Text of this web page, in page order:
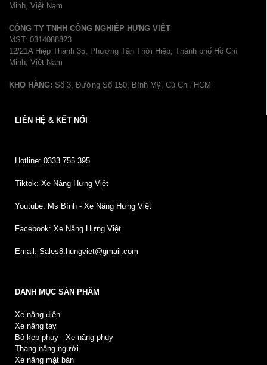
Minh, Việt Nam
CÔNG TY TNHH CÔNG NGHIỆP HƯNG VIỆT
MST: 0314088823
12/21A Hiệp Thành 35, Phường Tân Thới Hiệp, Thành phố Hồ Chí
Minh, Việt Nam
KHO HÀNG: Số 3, Đường Số 150, Bình Mỹ, Củ Chi, HCM
LIÊN HỆ & KẾT NỐI
Hotline: 0333.755.395
Tiktok: Xe Nâng Hưng Việt
Youtube: Ms Bình - Xe Nâng Hưng Việt
Facebook: Xe Nâng Hưng Việt
Email: Sales8.hungviet@gmail.com
DANH MỤC SẢN PHẨM
Xe nâng điện
Xe nâng tay
Bộ kẹp phuy - Xe nâng phuy
Thang nâng người
Xe nâng mặt bàn